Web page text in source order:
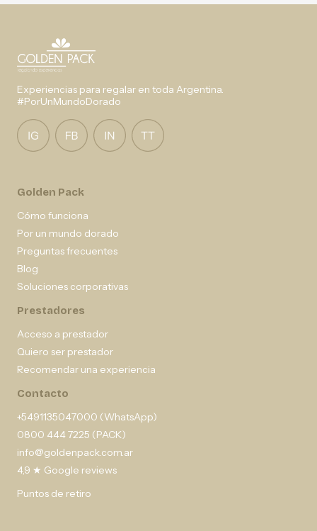
Experiencias para regalar en toda Argentina.
#PorUnMundoDorado
Golden Pack
Cómo funciona
Por un mundo dorado
Preguntas frecuentes
Blog
Soluciones corporativas
Prestadores
Acceso a prestador
Quiero ser prestador
Recomendar una experiencia
Contacto
+5491135047000 (WhatsApp)
0800 444 7225 (PACK)
info@goldenpack.com.ar
4,9 ★ Google reviews
Puntos de retiro